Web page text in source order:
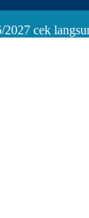
cek